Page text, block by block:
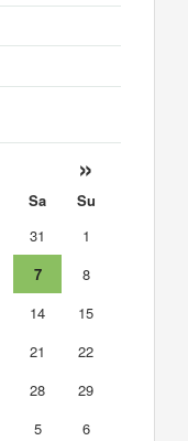
»
Sa
Su
31
1
7
8
14
15
21
22
28
29
5 6